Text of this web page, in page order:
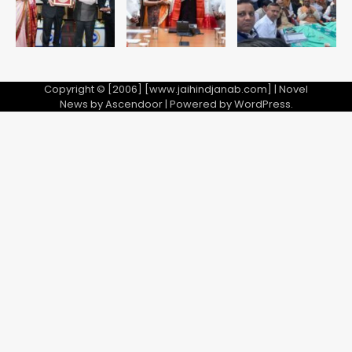
Copyright © [2006] [www.jaihindjanab.com] | Novel
News byAscendoor| Powered byWordPress.